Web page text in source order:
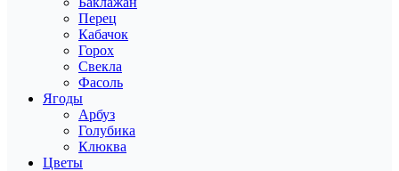
Перец
Кабачок
Горох
Свекла
Фасоль
Ягоды
Арбуз
Голубика
Клюква
Цветы